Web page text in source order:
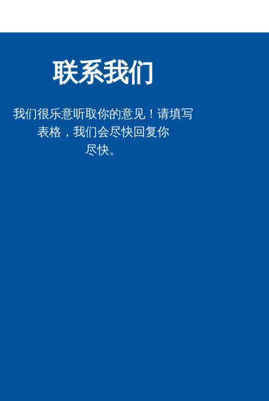
联系我们
我们很乐意听取你的意见！请填写
表格，我们会尽快回复你
尽快。